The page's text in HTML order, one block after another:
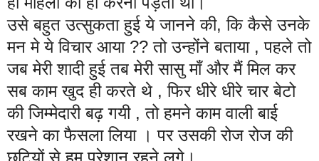
उसे बहुत उत्सुकता हुई ये जानने की, कि कैसे उनके
मन मे ये विचार आया ?? तो उन्होंने बताया , पहले तो
जब मेरी शादी हुई तब मेरी सासु माँ और मैं मिल कर
सब काम खुद ही करते थे , फिर धीरे धीरे चार बेटो
की जिम्मेदारी बढ़ गयी , तो हमने काम वाली बाई
रखने का फैसला लिया । पर उसकी रोज रोज की
छुटियों से हम परेशान रहने लगे।